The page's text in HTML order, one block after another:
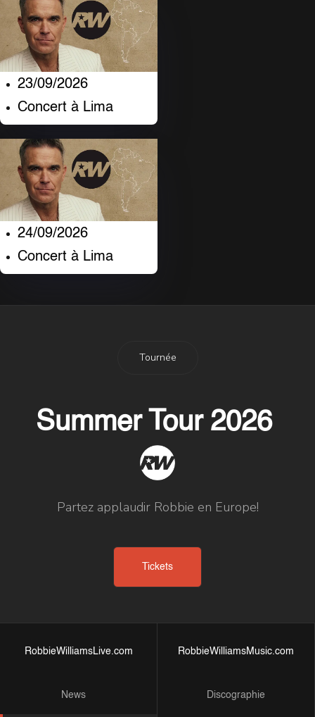
23/09/2026
Concert à Lima
24/09/2026
Concert à Lima
Tournée
Summer Tour 2026
Partez applaudir Robbie en Europe!
Tickets
RobbieWilliamsLive.com
News
RobbieWilliamsMusic.com
Discographie